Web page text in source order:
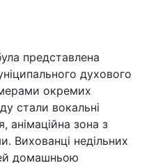
представлена
духового
окремих
стали вокальні
анімаційна зона з
Вихованці недільних
домашньою